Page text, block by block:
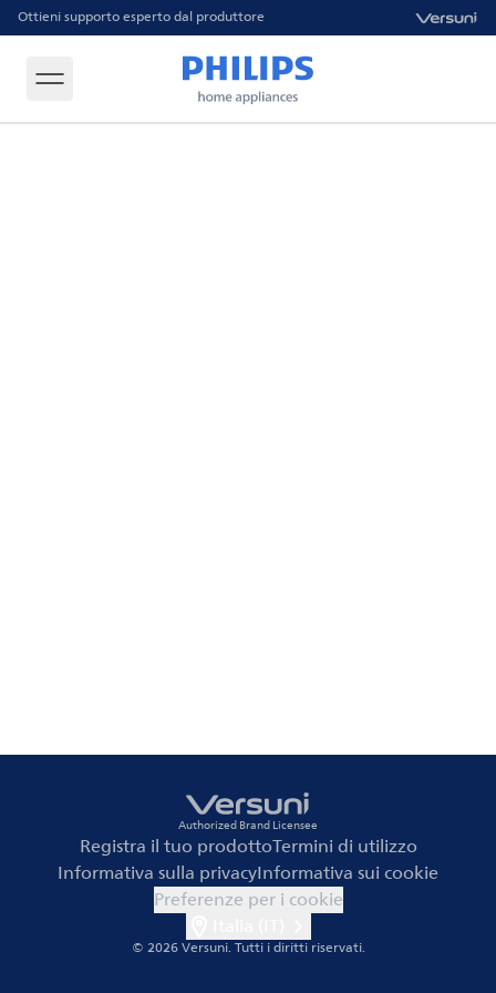
Ottieni supporto esperto dal produttore
Authorized Brand Licensee
Registra il tuo prodottoTermini di utilizzo
Informativa sulla privacyInformativa sui cookie
Preferenze per i cookie
© 2026 Versuni.Tutti i diritti riservati.